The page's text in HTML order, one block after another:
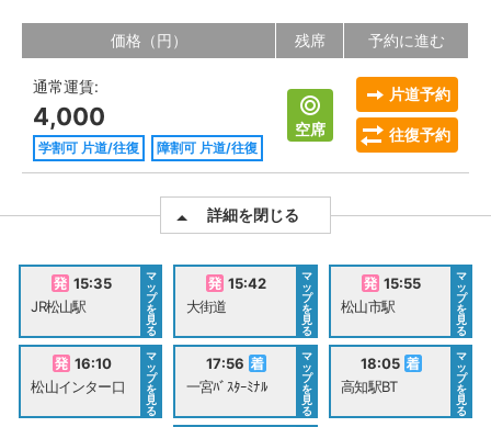
価格（円） 残席 予約に進む
通常運賃:
4,000
学割可 片道/往復 障割可 片道/往復
空席
片道予約
往復予約
詳細を閉じる
15:35
JR松山駅
マ
ッ
プ
を
見
る
15:42
大街道
マ
ッ
プ
を
見
る
15:55
松山市駅
マ
ッ
プ
を
見
る
16:10
松山インター口
マ
ッ
プ
を
見
る
17:56
一宮ﾊﾞｽﾀｰﾐﾅﾙ
マ
ッ
プ
を
見
る
18:05
高知駅BT
マ
ッ
プ
を
見
る